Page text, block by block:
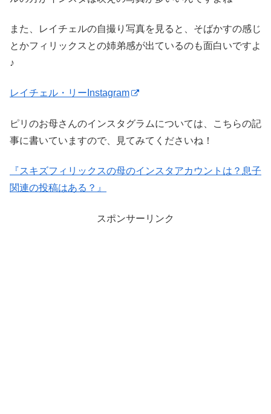
また、レイチェルの自撮り写真を見ると、そばかすの感じ
とかフィリックスとの姉弟感が出ているのも面白いですよ
♪
レイチェル・リーInstagram
ピリのお母さんのインスタグラムについては、こちらの記
事に書いていますので、見てみてくださいね！
『スキズフィリックスの母のインスタアカウントは？息子
関連の投稿はある？』
スポンサーリンク